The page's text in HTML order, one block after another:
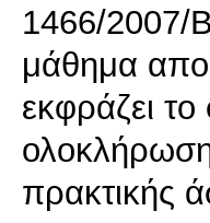
1466/2007/
μάθημα
εκφράζει
πρακτικής